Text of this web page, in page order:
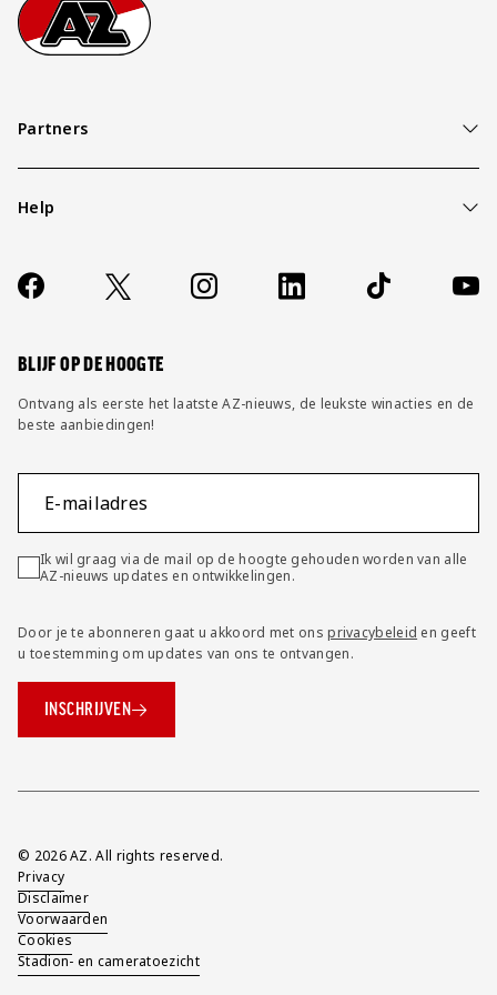
Partners
Help
Contact
FAQ
Socials
https://www.facebook.com/AZAlkmaar
X Instagram LinkedIn TikTok
BLIJF OP DE HOOGTE
Ontvang als eerste het laatste AZ-nieuws, de leukste winacties en de
beste aanbiedingen!
E-mailadres
Ik wil graag via de mail op de hoogte gehouden worden van alle
AZ-nieuws updates en ontwikkelingen.
Door je te abonneren gaat u akkoord met onsprivacybeleid en geeft
u toestemming om updates van ons te ontvangen.
INSCHRIJVEN
Overig
© 2026 AZ. All rights reserved.
Privacy
Disclaimer
Voorwaarden
Cookies
Stadion- en cameratoezicht